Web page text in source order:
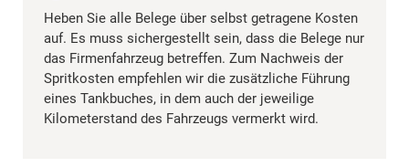
Heben Sie alle Belege über selbst getragene Kosten
auf. Es muss sichergestellt sein, dass die Belege nur
das Firmenfahrzeug betreffen. Zum Nachweis der
Spritkosten empfehlen wir die zusätzliche Führung
eines Tankbuches, in dem auch der jeweilige
Kilometerstand des Fahrzeugs vermerkt wird.